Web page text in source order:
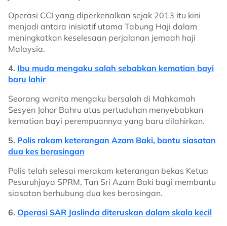
Operasi CCI yang diperkenalkan sejak 2013 itu kini
menjadi antara inisiatif utama Tabung Haji dalam
meningkatkan keselesaan perjalanan jemaah haji
Malaysia.
4. Ibu muda mengaku salah sebabkan kematian bayi
baru lahir
Seorang wanita mengaku bersalah di Mahkamah
Sesyen Johor Bahru atas pertuduhan menyebabkan
kematian bayi perempuannya yang baru dilahirkan.
5. Polis rakam keterangan Azam Baki, bantu siasatan
dua kes berasingan
Polis telah selesai merakam keterangan bekas Ketua
Pesuruhjaya SPRM, Tan Sri Azam Baki bagi membantu
siasatan berhubung dua kes berasingan.
6. Operasi SAR Jaslinda diteruskan dalam skala kecil